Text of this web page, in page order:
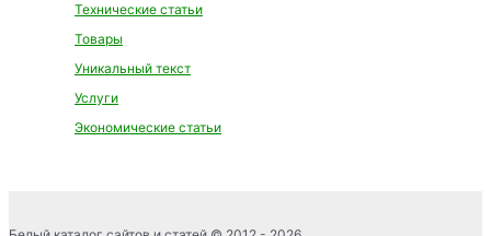
Технические статьи
Товары
Уникальный текст
Услуги
Экономические статьи